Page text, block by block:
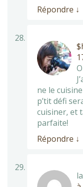
Répondre ↓
ne le
p’tit défi
cuisiner, et
parfaite!
Répondre ↓